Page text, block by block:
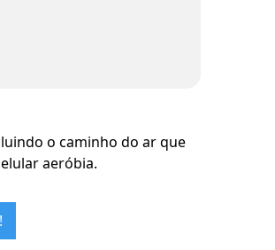
o caminho do ar que
aeróbia.